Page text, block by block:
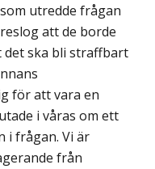
utredde frågan
att de borde
det ska bli straffbart
för att vara en
i våras om ett
i frågan. Vi är
från